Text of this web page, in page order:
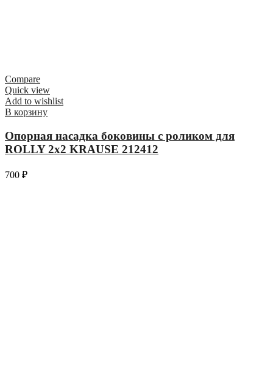
Compare
Quick view
Add to wishlist
В корзину
Опорная насадка боковины с роликом для
ROLLY 2х2 KRAUSE 212412
700 ₽